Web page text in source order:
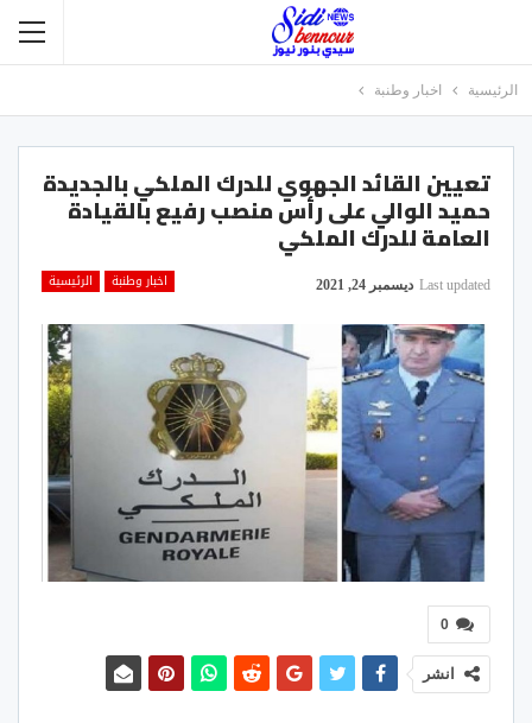
الرئيسية اخبار وطنبة
تعيين القائد الجهوي للدرك الملكي بالجديدة
حميد الوالي على رأس منصب رفيع بالقيادة
العامة للدرك الملكي
اخبار وطنبة الرئيسية Last updated ديسمبر 24, 2021
0
انشر